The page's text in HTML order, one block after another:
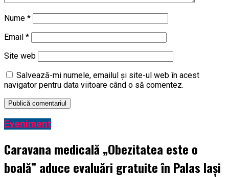
Nume *
Email *
Site web
Salvează-mi numele, emailul și site-ul web în acest
navigator pentru data viitoare când o să comentez.
Eveniment
Caravana medicală „Obezitatea este o
boală” aduce evaluări gratuite în Palas Iași